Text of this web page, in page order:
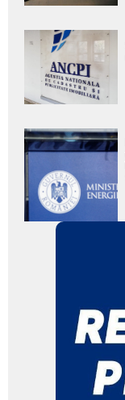
Adaugă
aici textul
pentru
subtitlu
Adaugă
aici textul
pentru
subtitlu